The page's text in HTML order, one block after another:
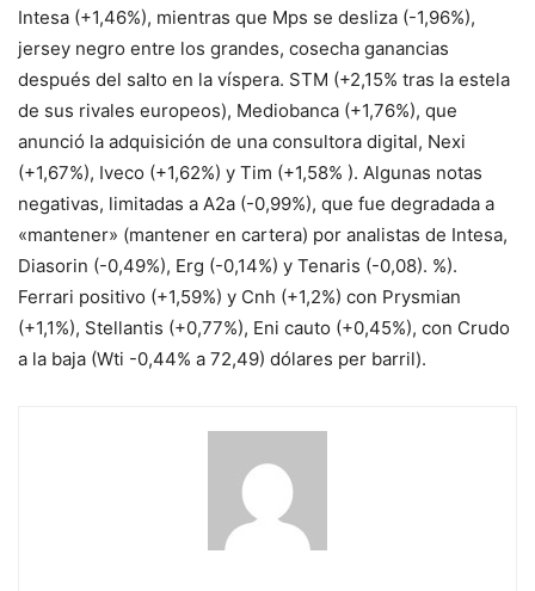
Intesa (+1,46%), mientras que Mps se desliza (-1,96%),
jersey negro entre los grandes, cosecha ganancias
después del salto en la víspera. STM (+2,15% tras la estela
de sus rivales europeos), Mediobanca (+1,76%), que
anunció la adquisición de una consultora digital, Nexi
(+1,67%), Iveco (+1,62%) y Tim (+1,58% ). Algunas notas
negativas, limitadas a A2a (-0,99%), que fue degradada a
«mantener» (mantener en cartera) por analistas de Intesa,
Diasorin (-0,49%), Erg (-0,14%) y Tenaris (-0,08). %).
Ferrari positivo (+1,59%) y Cnh (+1,2%) con Prysmian
(+1,1%), Stellantis (+0,77%), Eni cauto (+0,45%), con Crudo
a la baja (Wti -0,44% a 72,49) dólares per barril).